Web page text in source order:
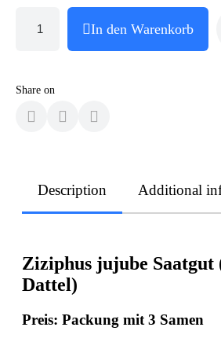
In den Warenkorb
Share on
Description Additional
Ziziphus jujube Saatgut
Dattel)
Preis: Packung mit 3 Samen